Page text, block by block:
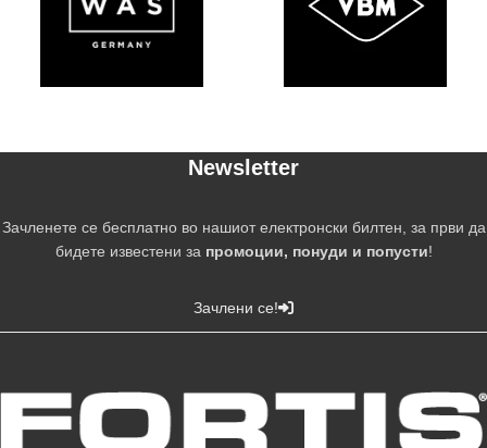
Newsletter
Зачленете се бесплатно во нашиот електронски билтен, за први да
бидете известени за промоции, понуди и попусти!
Зачлени се!